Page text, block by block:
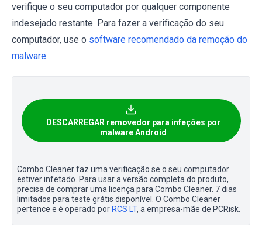
verifique o seu computador por qualquer componente
indesejado restante. Para fazer a verificação do seu
computador, use o software recomendado da remoção do
malware.
DESCARREGAR removedor para infeções por
malware Android
Combo Cleaner faz uma verificação se o seu computador
estiver infetado. Para usar a versão completa do produto,
precisa de comprar uma licença para Combo Cleaner. 7 dias
limitados para teste grátis disponível. O Combo Cleaner
pertence e é operado por RCS LT, a empresa-mãe de PCRisk.